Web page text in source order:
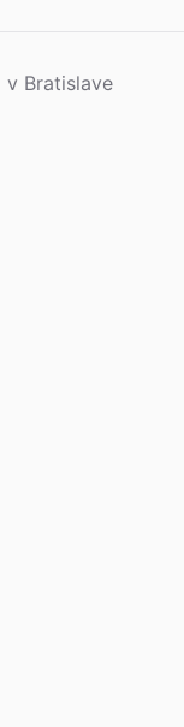
Bratislave